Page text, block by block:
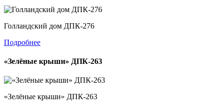
Голландский дом ДПК-276
Подробнее
«Зелёные крыши» ДПК-263
«Зелёные крыши» ДПК-263